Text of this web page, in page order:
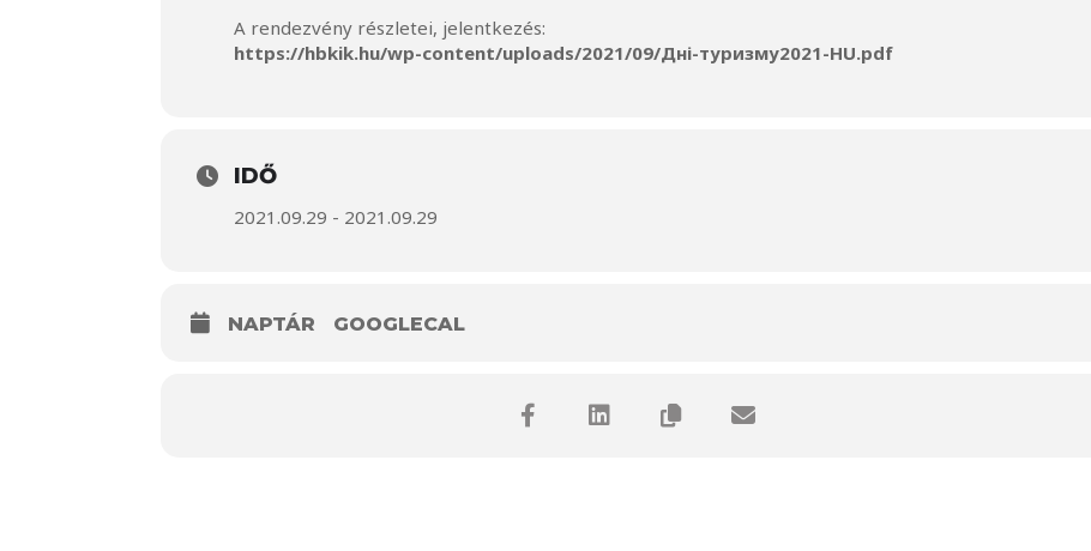
A rendezvény részletei, jelentkezés:
https://hbkik.hu/wp-content/uploads/2021/09/Дні-туризму2021-HU.pdf
IDŐ
2021.09.29 - 2021.09.29
NAPTÁR GOOGLECAL